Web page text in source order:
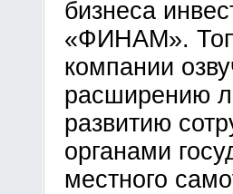
бизнеса
«ФИНАМ».
компании
расширению
развитию
органами
местного